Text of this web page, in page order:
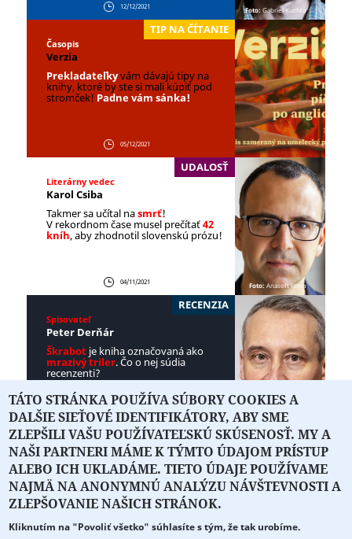
12/12/2021 Foto: Gabriel Kuchta
TIP NA ČÍTANIE
Časopis
Verzia
Prekladateľkyvám dávajú tipy na
knihy, ktoré by ste si mali kúpiť pod
stromček! Padne vám sánka!
05/12/2021
UDALOSŤ
Literárny vedec
Karol Csiba
Takmer sa učítal nasmrť!
V rekordnom čase musel prečítať42
kníh, aby zhodnotil slovenskú prózu!
04/11/2021 Foto: Anasoft litera
RECENZIA
Spisovateľ
Peter Derňár
Škrabot je kniha označovaná ako
mrazivý triler. Čo o nej súdia
recenzenti?
29/10/2021 Foto:Tibor Géci
O PORTÁLI O DRUŽSTVE SPONZORI KONTAKT
Projekt z verejných fondov podporil
TÁTO STRÁNKA POUŽÍVA SÚBORY COOKIES A
DALŠIE SIEŤOVÉ IDENTIFIKÁTORY, ABY SME
ZLEPŠILI VAŠU POUŽÍVATEĽSKÚ SKÚSENOSŤ. MY A
NAŠI PARTNERI MÁME K TÝMTO ÚDAJOM PRÍSTUP
ALEBO ICH UKLADÁME. TIETO ÚDAJE POUŽÍVAME
NAJMÄ NA ANONYMNÚ ANALÝZU NÁVŠTEVNOSTI A
ZLEPŠOVANIE NAŠICH STRÁNOK.
Kliknutím na "Povoliť všetko" súhlasíte s tým, že tak urobíme.